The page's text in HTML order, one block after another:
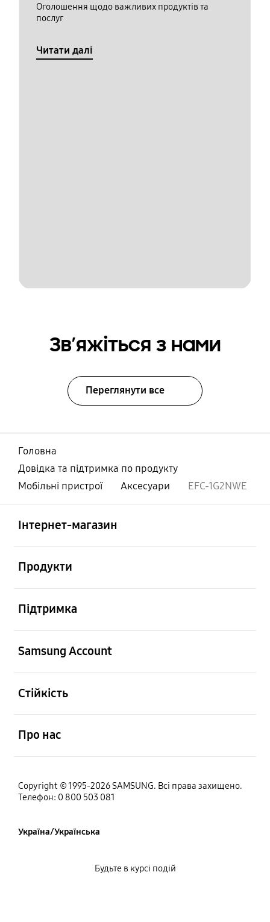
Оголошення щодо важливих продуктів та
послуг
Читати далі
Зв’яжіться з нами
Переглянути все
Головна
Довідка та підтримка по продукту
Мобільні пристрої
Аксесуари EFC-1G2NWE
Інтернет-магазин
Продукти
Підтримка
Samsung Account
Стійкість
Про нас
Copyright © 1995-2026 SAMSUNG. Всі права захищено.
Телефон: 0 800 503 081
Україна/Українська
Будьте в курсі подій